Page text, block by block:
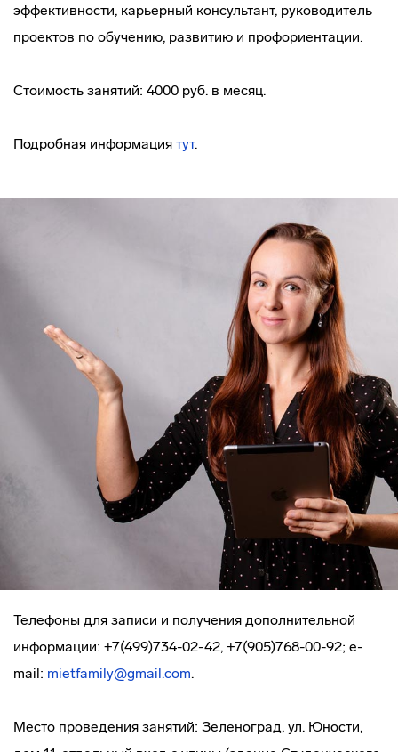
эффективности, карьерный консультант, руководитель
проектов по обучению, развитию и профориентации.
Стоимость занятий: 4000 руб. в месяц.
Подробная информация тут.
Телефоны для записи и получения дополнительной
информации: +7(499)734-02-42, +7(905)768-00-92; e-
mail: mietfamily@gmail.com.
Место проведения занятий: Зеленоград, ул. Юности,